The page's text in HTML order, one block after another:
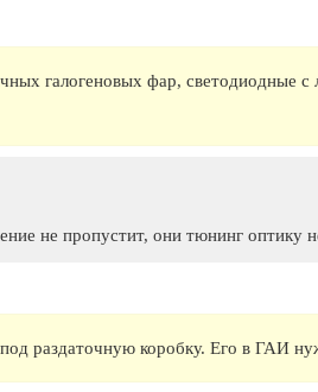
галогеновых фар, светодиодные с
не пропустит, они тюнинг оптику
раздаточную коробку. Его в ГАИ